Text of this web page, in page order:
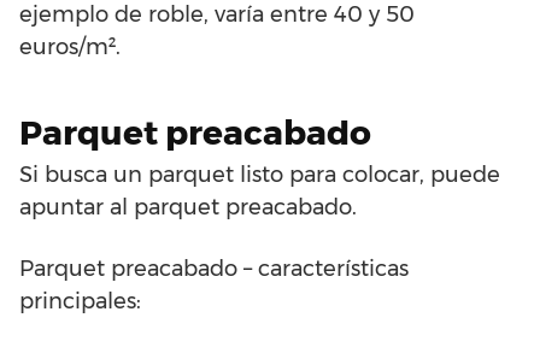
ejemplo de roble, varía entre 40 y 50
euros/m².
Parquet preacabado
Si busca un parquet listo para colocar, puede
apuntar al parquet preacabado.
Parquet preacabado – características
principales: